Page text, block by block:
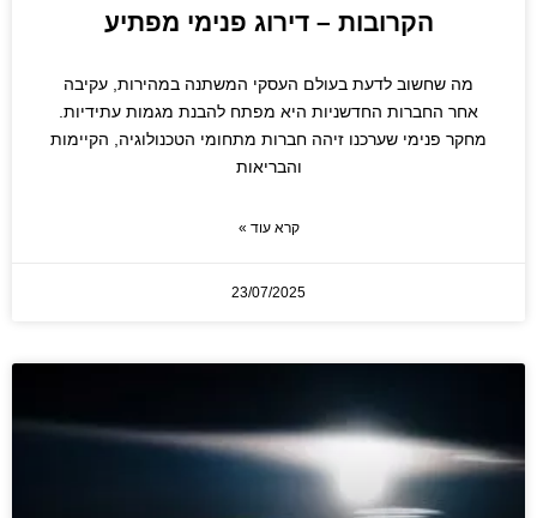
הקרובות – דירוג פנימי מפתיע
מה שחשוב לדעת בעולם העסקי המשתנה במהירות, עקיבה
אחר החברות החדשניות היא מפתח להבנת מגמות עתידיות.
מחקר פנימי שערכנו זיהה חברות מתחומי הטכנולוגיה, הקיימות
והבריאות
קרא עוד »
23/07/2025